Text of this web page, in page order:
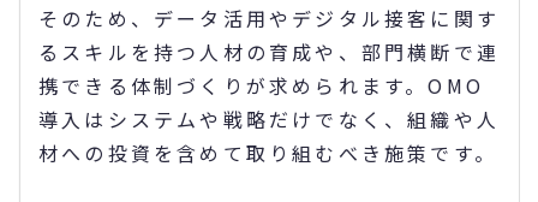
そのため、データ活用やデジタル接客に関す
るスキルを持つ人材の育成や、部門横断で連
携できる体制づくりが求められます。OMO
導入はシステムや戦略だけでなく、組織や人
材への投資を含めて取り組むべき施策です。